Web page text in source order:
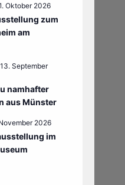
Oktober 2026
zum
am
13. September
namhafter
aus Münster
2026
im